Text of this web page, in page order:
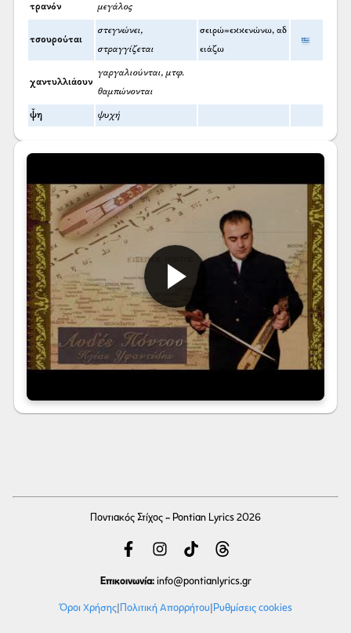
τρανόν μεγάλος
τσουρούται
στεγνώνει,
στραγγίζεται
σειρώ=εκκενώνω, αδ
ειάζω
χαντυλλιάουν
γαργαλιούνται, μτφ.
θαμπώνονται
ψ̌η ψυχή
Ποντιακός Στίχος - Pontian Lyrics 2026
Επικοινωνία: info@pontianlyrics.gr
Όροι Χρήσης| Πολιτική Απορρήτου| Ρυθμίσεις cookies